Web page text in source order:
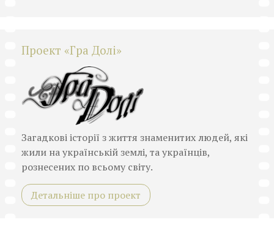
Проект «Гра Долі»
Загадкові історії з життя знаменитих людей, які
жили на українській землі, та українців,
рознесених по всьому світу.
Детальніше про проект